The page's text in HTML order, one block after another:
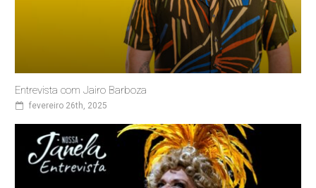
Entrevista com Jairo Barboza
fevereiro 26th, 2025